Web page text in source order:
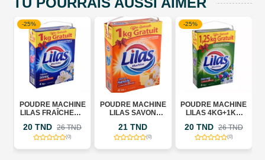
-25%
POUDRE MACHINE
LILAS FRAÎCHEUR
20 TND 26 TND
(0)
POUDRE MACHINE
LILAS SAVON
21 TND
(0)
-25%
POUDRE MACHINE
LILAS 4KG+1KG
20 TND 26 TND
(0)